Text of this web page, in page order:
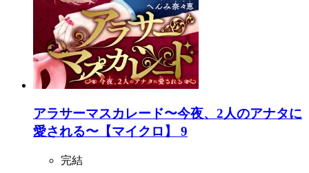
アラサーマスカレード〜今夜、2人のアナタに
愛される〜【マイクロ】 9
完結